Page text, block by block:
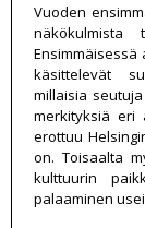
Vuoden
näkökulmista
Ensimmäisessä
käsittelevät
millaisia
merkityksiä eri
erottuu
on. Toisaalta
kulttuurin
palaaminen